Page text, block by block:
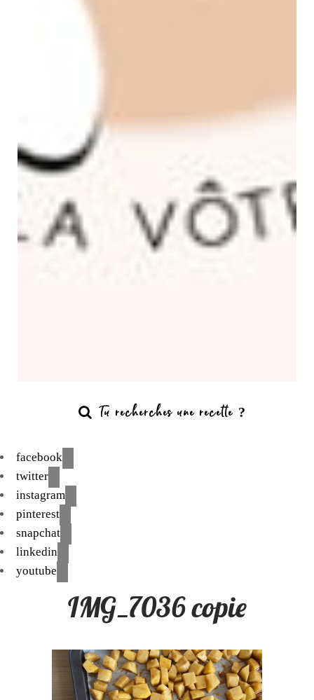
facebook
twitter
instagram
pinterest
snapchat
linkedin
youtube
IMG_7036 copie